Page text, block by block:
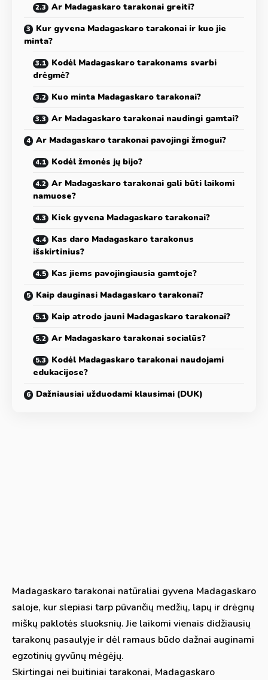
Ar Madagaskaro tarakonai greiti?
Kur gyvena Madagaskaro tarakonai ir kuo jie
minta?
Kodėl Madagaskaro tarakonams svarbi
drėgmė?
Kuo minta Madagaskaro tarakonai?
Ar Madagaskaro tarakonai naudingi gamtai?
Ar Madagaskaro tarakonai pavojingi žmogui?
Kodėl žmonės jų bijo?
Ar Madagaskaro tarakonai gali būti laikomi
namuose?
Kiek gyvena Madagaskaro tarakonai?
Kas daro Madagaskaro tarakonus
išskirtinius?
Kas jiems pavojingiausia gamtoje?
Kaip dauginasi Madagaskaro tarakonai?
Kaip atrodo jauni Madagaskaro tarakonai?
Ar Madagaskaro tarakonai socialūs?
Kodėl Madagaskaro tarakonai naudojami
edukacijose?
Dažniausiai užduodami klausimai (DUK)
Madagaskaro tarakonai natūraliai gyvena Madagaskaro
saloje, kur slepiasi tarp pūvančių medžių, lapų ir drėgnų
miškų paklotės sluoksnių. Jie laikomi vienais didžiausių
tarakonų pasaulyje ir dėl ramaus būdo dažnai auginami
egzotinių gyvūnų mėgėjų.
Skirtingai nei buitiniai tarakonai, Madagaskaro